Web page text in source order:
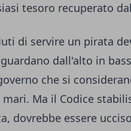
tesoro recuperato
di servire un pirata
dall'alto in
che si
Ma il Codice
dovrebbe essere